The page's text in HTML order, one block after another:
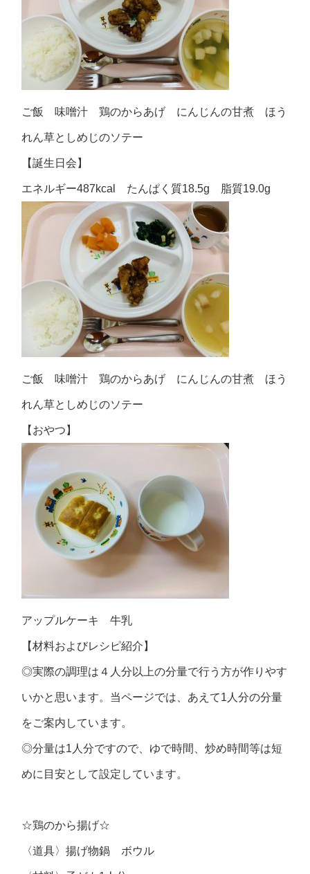
ご飯 味噌汁 鶏のからあげ にんじんの甘煮 ほう
れん草としめじのソテー
【誕生日会】
エネルギー487kcal たんぱく質18.5g 脂質19.0g
ご飯 味噌汁 鶏のからあげ にんじんの甘煮 ほう
れん草としめじのソテー
【おやつ】
アップルケーキ 牛乳
【材料およびレシピ紹介】
◎実際の調理は４人分以上の分量で行う方が作りやす
いかと思います。当ページでは、あえて1人分の分量
をご案内しています。
◎分量は1人分ですので、ゆで時間、炒め時間等は短
めに目安として設定しています。
☆鶏のから揚げ☆
〈道具〉揚げ物鍋 ボウル